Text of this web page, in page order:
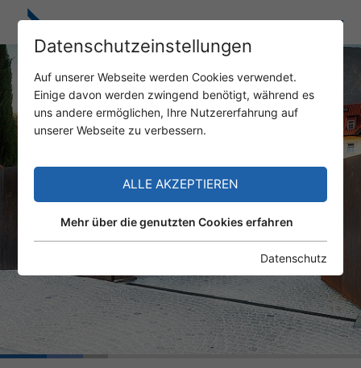
Datenschutzeinstellungen
Auf unserer Webseite werden Cookies verwendet.
Einige davon werden zwingend benötigt, während es
uns andere ermöglichen, Ihre Nutzererfahrung auf
unserer Webseite zu verbessern.
ALLE AKZEPTIEREN
Mehr über die genutzten Cookies erfahren
Datenschutz